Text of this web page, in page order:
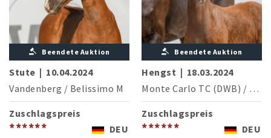
Beendete Auktion
Stute | 10.04.2024
Vandenberg / Belissimo M
Zuschlagspreis
****** DEU
Beendete Auktion
Hengst | 18.03.2024
Monte Carlo TC (DWB) / Don
Zuschlagspreis
****** DEU